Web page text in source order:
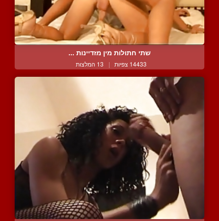
שתי חתולות מין מזדיינות ...
14433 צפיות | 13 המלצות